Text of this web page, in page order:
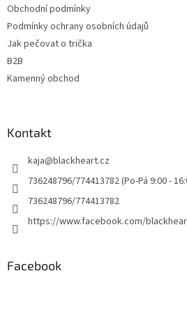
Obchodní podmínky
Podmínky ochrany osobních údajů
Jak pečovat o trička
B2B
Kamenný obchod
Kontakt
kaja@blackheart.cz
736248796/774413782 (Po-Pá 9:00 -
736248796/774413782
https://www.facebook.com/
Facebook